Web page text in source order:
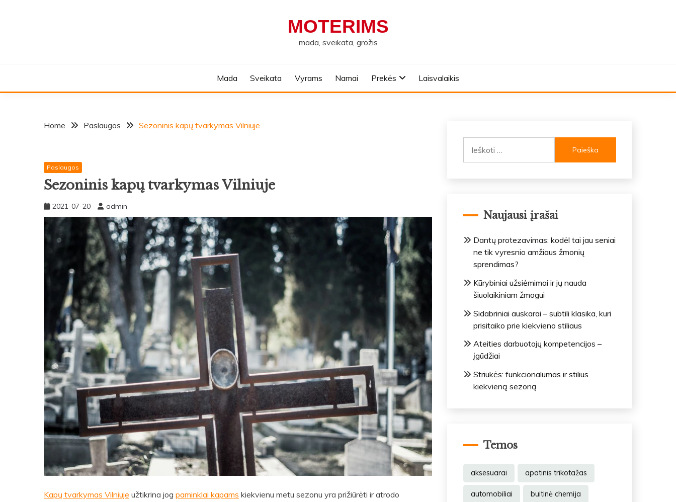
MOTERIMS
mada, sveikata, grožis
Mada Sveikata Vyrams Namai Prekės Laisvalaikis
Home Paslaugos Sezoninis kapų tvarkymas Vilniuje
Paslaugos
Sezoninis kapų tvarkymas Vilniuje
2021-07-20 admin
Kapų tvarkymas Vilniuje užtikrina jog paminklai kapams kiekvienu metu sezonu yra prižiūrėti ir atrodo
Naujausi įrašai
Dantų protezavimas: kodėl tai jau seniai
ne tik vyresnio amžiaus žmonių
sprendimas?
Kūrybiniai užsiėmimai ir jų nauda
šiuolaikiniam žmogui
Sidabriniai auskarai – subtili klasika, kuri
prisitaiko prie kiekvieno stiliaus
Ateities darbuotojų kompetencijos –
įgūdžiai
Striukės: funkcionalumas ir stilius
kiekvieną sezoną
Temos
aksesuarai apatinis trikotažas
automobiliai buitinė chemija